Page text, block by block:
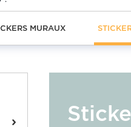
MURAUX